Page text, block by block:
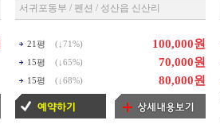
서귀포동부 / 펜션 / 성산읍 신산리
21평 (↓ 71%) 100,000원
15평 (↓ 65%) 70,000원
15평 (↓ 68%) 80,000원